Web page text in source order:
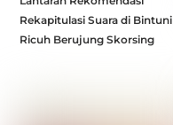
Rekapitulasi Suara di Bintuni
Ricuh Berujung Skorsing